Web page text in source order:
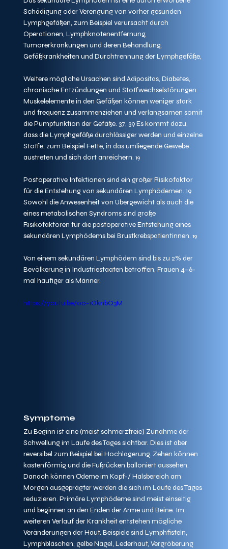
Schädigung oder Verengung von vorher gesunden
Lymphgefäßen, zum Beispiel verursacht durch
Operationen, Lymphknotenentfernung,
Tumorerkrankungen und deren Behandlung,
Gefäßkrankheiten und Durchtrennung der Lymphgefäße,
Weitere mögliche Ursachen sind Adipositas, Diabetes,
chronische Entzündungen und Stoffwechselstörungen.
Muskelelemente in den Gefäßen können weniger stark
und frequenz zusammenziehen und verlangsamen somit
die Pumpfunktion der Gefäße. 37, 39 Es kommt dazu,
dass die Lymphgefäße durchlässiger werden und einzelne
Stoffe, zum Beispiel Fette, in das umliegende Gewebe
austreten und sich dort anreichern. 19
Postoperative Infektionen sind ein großer Risikofaktor
für die Entstehung von sekundären Lymphödemen. 19
Sowohl die Anwesenheit von Übergewicht als auch die
eines metabolischen Syndroms sind große
Risikofaktoren für die postoperative Entstehung eines
sekundären Lymphödems bei Brustkrebspatientinnen. 19
Von einem sekundären Lymphödem sind bis zu 2% der
Bevölkerung in Industriestaaten betroffen, Frauen 4–6-
mal häufiger als Männer.
https://youtu.be/o0-1OknbO3M
Symptome
Zu Beginn ist eine (meist schmerzfreie) Zunahme der
Schwellung im Laufe des Tages sichtbar. Dies ist aber
reversibel zum Beispiel bei Hochlagerung. Zehen können
kastenförmig und die Fußrücken balloniert aussehen.
Danach können Ödeme im Kopf-/ Halsbereich am
Morgen ausgeprägter werden die sich im Laufe des Tages
reduzieren. Primäre Lymphödeme sind meist einseitig
und beginnen an den Enden der Arme und Beine. Im
weiteren Verlauf der Krankheit entstehen mögliche
Veränderungen der Haut. Beispiele sind Lymphfisteln,
Lymphbläschen, gelbe Nägel, Lederhaut, Vergröberung